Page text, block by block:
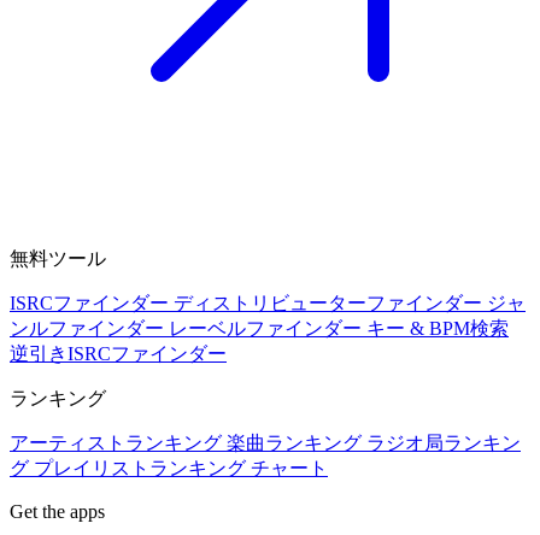
無料ツール
ISRCファインダー ディストリビューターファインダー ジャ
ンルファインダー レーベルファインダー キー & BPM検索
逆引きISRCファインダー
ランキング
アーティストランキング 楽曲ランキング ラジオ局ランキン
グ プレイリストランキング チャート
Get the apps